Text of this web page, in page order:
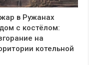
в Ружанах
с костёлом:
на
котельной